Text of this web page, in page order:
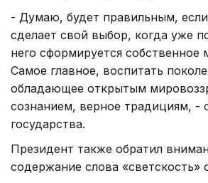
- Думаю, будет правильным,
сделает свой выбор, когда уже
него сформируется собственное
Самое главное, воспитать
обладающее открытым
сознанием, верное традициям, -
государства.
Президент также обратил
содержание слова «светскость»